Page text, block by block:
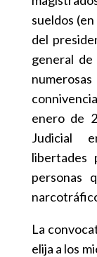
sueldos
del
general
enero de
Judicial
libertades
personas
La
elija a los